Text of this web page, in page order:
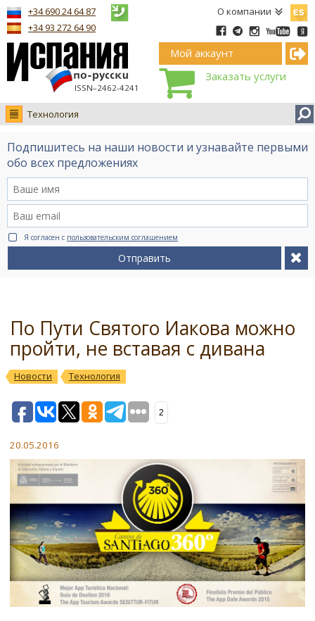
О компании
ISSN–2462-4241
+34 690 24 64 87
+34 93 272 64 90
Мой аккаунт
Заказать услуги
Технология
Новости
Интервью
Видео Ruso.TV
BCN life
Сервис на немецком
Подпишитесь на наши новости и узнавайте первыми
обо всех предложениях
Я согласен с пользовательским соглашением
Отправить
По Пути Святого Иакова можно
пройти, не вставая с дивана
Новости Технология
2
20.05.2016